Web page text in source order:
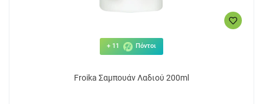
+ 11 Πόντοι
Froika Σαμπουάν Λαδιού 200ml